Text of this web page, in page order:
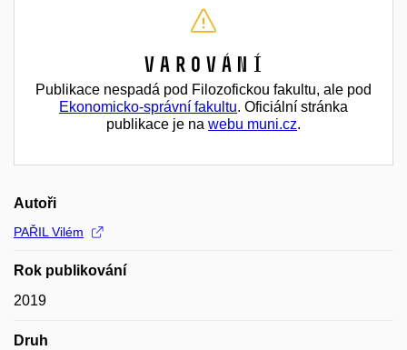
Varování
Publikace nespadá pod Filozofickou fakultu, ale pod
Ekonomicko-správní fakultu. Oficiální stránka
publikace je na webu muni.cz.
Autoři
PAŘIL Vilém
Rok publikování
2019
Druh